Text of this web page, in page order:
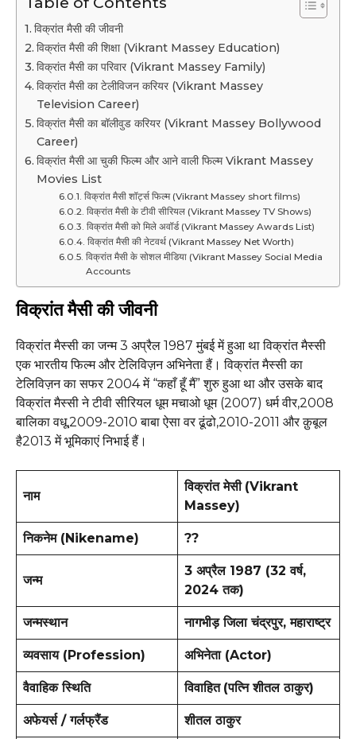
विक्रांत मैसी की जीवनी
विक्रांत मैसी की शिक्षा (Vikrant Massey Education)
विक्रांत मैसी का परिवार (Vikrant Massey Family)
विक्रांत मैसी का टेलीविजन करियर (Vikrant Massey
Television Career)
विक्रांत मैसी का बॉलीवुड करियर (Vikrant Massey Bollywood
Career)
विक्रांत मैसी आ चुकी फिल्म और आने वाली फिल्म Vikrant Massey
Movies List
विक्रांत मैसी शॉर्ट्स फिल्म (Vikrant Massey short films)
विक्रांत मैसी के टीवी सीरियल (Vikrant Massey TV Shows)
विक्रांत मैसी को मिले अवॉर्ड (Vikrant Massey Awards List)
विक्रांत मैसी की नेटवर्थ (Vikrant Massey Net Worth)
विक्रांत मैसी के सोशल मीडिया (Vikrant Massey Social Media
Accounts
विक्रांतमैसीकी जीवनी
विक्रांत मैस्सी का जन्म 3 अप्रैल 1987 मुंबई में हुआ था विक्रांत मैस्सी
एक भारतीय फिल्म और टेलिविज़न अभिनेता हैं। विक्रांत मैस्सी का
टेलिविज़न का सफर 2004 में “कहाँ हूँ मैं” शुरु हुआ था और उसके बाद
विक्रांत मैस्सी ने टीवी सीरियल धूम मचाओ धूम (2007) धर्म वीर,2008
बालिका वधू,2009-2010 बाबा ऐसा वर ढूंढो,2010-2011 और क़ुबूल
है2013 में भूमिकाएं निभाई हैं।
नाम
विक्रांत मेसी (Vikrant
Massey)
निकनेम (Nikename) ??
जन्म
3 अप्रैल 1987 (32 वर्ष,
2024 तक)
जन्मस्थान नागभीड़ जिला चंद्रपुर, महाराष्ट्र
व्यवसाय (Profession) अभिनेता (Actor)
वैवाहिक स्थिति विवाहित (पत्नि शीतल ठाकुर)
अफेयर्स / गर्लफ्रैंड शीतल ठाकुर